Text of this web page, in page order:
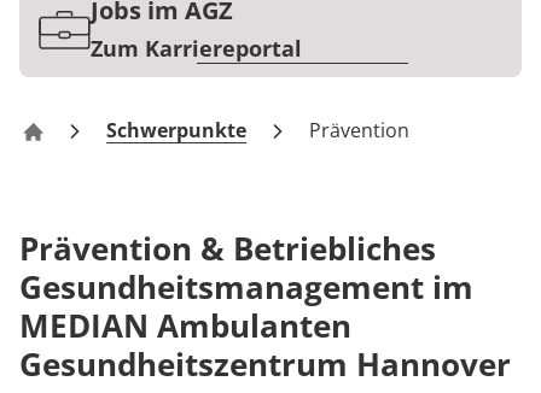
Karriere
Jobs im AGZ
Zum Karriereportal
AGZ Hannover
Schwerpunkte Prävention
Prävention & Betriebliches
Gesundheitsmanagement im
MEDIAN Ambulanten
Gesundheitszentrum Hannover